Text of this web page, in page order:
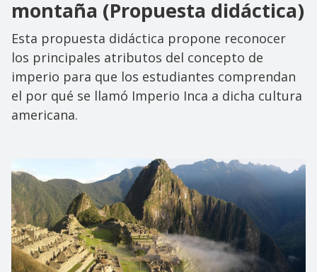
montaña (Propuesta didáctica)
Esta propuesta didáctica propone reconocer
los principales atributos del concepto de
imperio para que los estudiantes comprendan
el por qué se llamó Imperio Inca a dicha cultura
americana.